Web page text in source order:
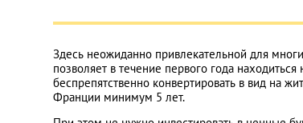
Таиланд
Здесь неожиданно привлекательной для
позволяет в течение первого года
беспрепятственно конвертировать в вид на
Франции минимум 5 лет.